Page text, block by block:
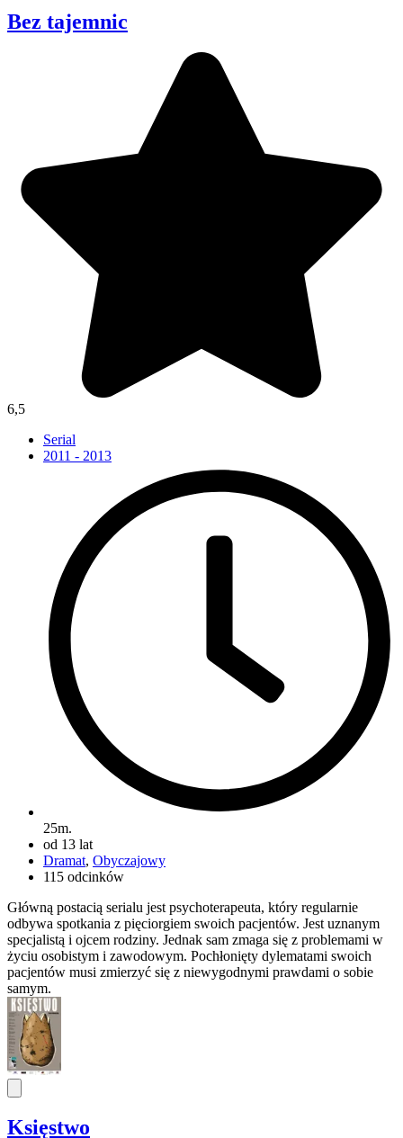
Bez tajemnic
6,5
Serial
2011 - 2013
25m.
od 13 lat
Dramat, Obyczajowy
115 odcinków
Główną postacią serialu jest psychoterapeuta, który regularnie
odbywa spotkania z pięciorgiem swoich pacjentów. Jest uznanym
specjalistą i ojcem rodziny. Jednak sam zmaga się z problemami w
życiu osobistym i zawodowym. Pochłonięty dylematami swoich
pacjentów musi zmierzyć się z niewygodnymi prawdami o sobie
samym.
Księstwo